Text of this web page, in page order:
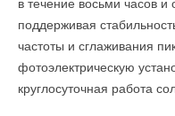
поддерживая
частоты и сглаживания
фотоэлектрическую
круглосуточная работа
→
Stiebel Eltron
насосов
НОВОСТИ СОК 24 ИЮЛЯ
→
Stiebel Eltron
тепловых насосов
НОВОСТИ СОК 17 ИЮЛЯ
улучшено качество
При этом, по его словам,
в рамках нацпроекта
сформирован новый
коммунальной